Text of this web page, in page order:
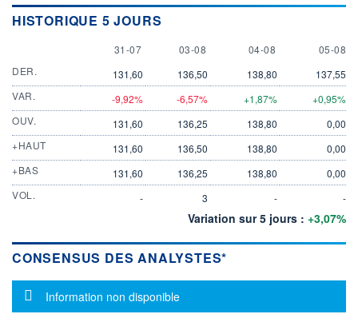
HISTORIQUE 5 JOURS
31 JULY
31-07 3 AUGUST
03-08 4 AUGUST
04-08 5
05-08
DER.
131,60 136,50 138,80
137,55
VAR.
-9,92% -6,57% +1,87%
+0,95%
OUV.
131,60 136,25 138,80
0,00
+HAUT
131,60 136,50 138,80
0,00
+BAS
131,60 136,25 138,80
0,00
VOL.
- 3 - -
Variation sur 5 jours : +3,07%
CONSENSUS DES ANALYSTES*
Message d'information
Information non disponible